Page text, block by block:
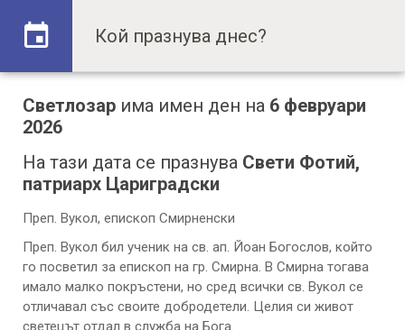
Светлозар има имен ден на 6 февруари
2026
На тази дата се празнува Свети Фотий,
патриарх Цариградски
Преп. Вукол, епископ Смирненски
Преп. Вукол бил ученик на св. ап. Йоан Богослов, който
го посветил за епископ на гр. Смирна. В Смирна тогава
имало малко покръстени, но сред всички св. Вукол се
отличавал със своите добродетели. Целия си живот
светецът отдал в служба на Бога.